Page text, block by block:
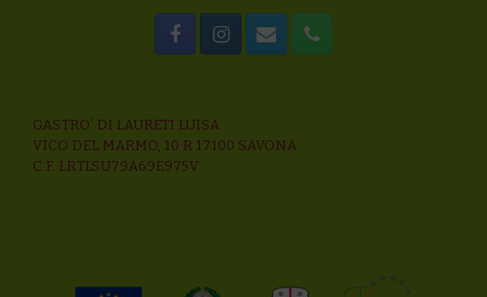
GASTRO’ DI LAURETI LUISA
VICO DEL MARMO, 10 R 17100 SAVONA
C.F. LRTLSU79A69E975V